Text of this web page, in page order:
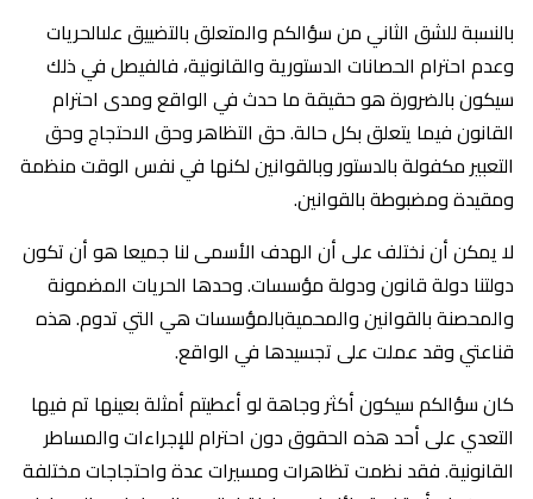
بالنسبة للشق الثاني من سؤالكم والمتعلق بالتضييق علىالحريات
وعدم احترام الحصانات الدستورية والقانونية، فالفيصل في ذلك
سيكون بالضرورة هو حقيقة ما حدث في الواقع ومدى احترام
القانون فيما يتعلق بكل حالة. حق التظاهر وحق الاحتجاج وحق
التعبير مكفولة بالدستور وبالقوانين لكنها في نفس الوقت منظمة
ومقيدة ومضبوطة بالقوانين.
لا يمكن أن نختلف على أن الهدف الأسمى لنا جميعا هو أن تكون
دولتنا دولة قانون ودولة مؤسسات. وحدها الحريات المضمونة
والمحصنة بالقوانين والمحميةبالمؤسسات هي التي تدوم. هذه
قناعتي وقد عملت على تجسيدها في الواقع.
كان سؤالكم سيكون أكثر وجاهة لو أعطيتم أمثلة بعينها تم فيها
التعدي على أحد هذه الحقوق دون احترام للإجراءات والمساطر
القانونية. فقد نظمت تظاهرات ومسيرات عدة واحتجاجات مختلفة